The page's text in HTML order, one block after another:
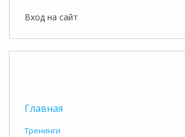
Вход на сайт
Главная
Тренинги